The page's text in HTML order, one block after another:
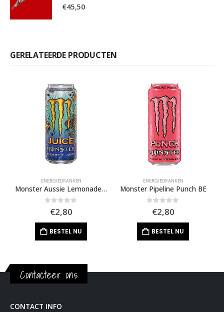
0out of 5
€45,50
GERELATEERDE PRODUCTEN
ENERGIEDRANKEN
Monster Aussie Lemonade BE
out of 5
€2,80
BESTEL NU
ENERGIEDRANKEN
Monster Pipeline Punch BE
out of 5
€2,80
BESTEL NU
Contacteer ons
CONTACT INFO